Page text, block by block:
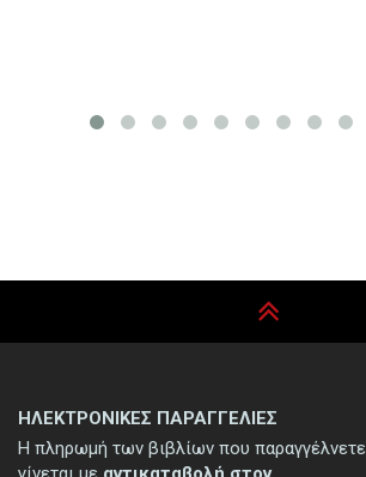
ΗΛΕΚΤΡΟΝΙΚΕΣ ΠΑΡΑΓΓΕΛΙΕΣ
Η πληρωμή των βιβλίων που παραγγέλνετε